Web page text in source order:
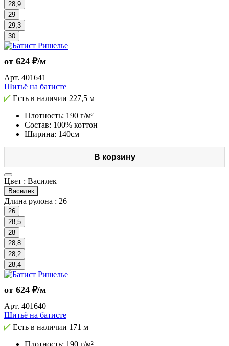
28,9
29
29,3
30
от 624 ₽/м
Арт. 401641
Шитьё на батисте
Есть в наличии 227,5 м
Плотность: 190 г/м²
Состав: 100% коттон
Ширина: 140см
В корзину
Цвет : Василек
Василек
Длина рулона : 26
26
28,5
28
28,8
28,2
28,4
от 624 ₽/м
Арт. 401640
Шитьё на батисте
Есть в наличии 171 м